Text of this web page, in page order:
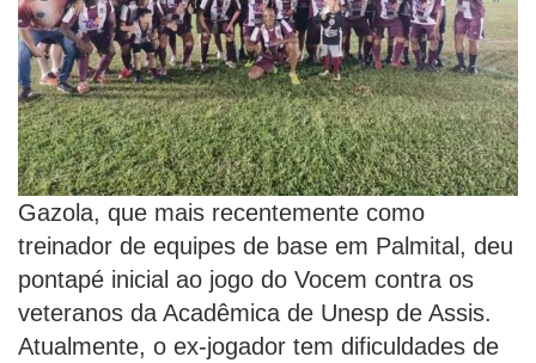
Gazola, que mais recentemente como
treinador de equipes de base em Palmital, deu
pontapé inicial ao jogo do Vocem contra os
veteranos da Acadêmica de Unesp de Assis.
Atualmente, o ex-jogador tem dificuldades de